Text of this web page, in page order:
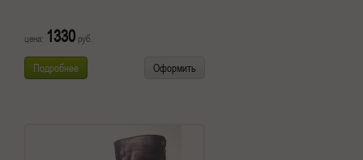
цена: 1330 руб.
Подробнее Оформить